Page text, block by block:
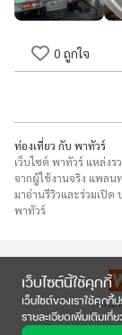
เว็บไซต์นี้ใช้คุกกี้
เว็บไซต์ของเราใช้คุก
รายละเอียดเพิ่มเติมเกี่
0 ถูกใจ
ท่องเที่ยว กับ พาทัวร์
เว็บไซต์ พาทัวร์ แหล่งร
จากผู้ใช้งานจริง แพลน
มาอ่านรีวิวและร่วมเปิ
พาทัวร์
แพล